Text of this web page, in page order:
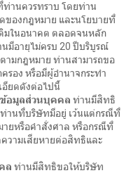
านควรทราบ โดยท่าน
ของกฎหมาย และนโยบายที่
มในอนาคต ตลอดจนหลัก
มีอายุไม่ครบ 20 ปีบริบูรณ์
ามกฎหมาย ท่านสามารถขอ
รอง หรือมีผู้อำนาจกระทำ
อียดดังต่อไปนี้
ข้อมูลส่วนบุคคล ท่านมีสิทธิ
านที่บริษัทมีอยู่ เว้นแต่กรณีที่
ยหรือคำสั่งศาล หรือกรณีที่
วามเสียหายต่อสิทธิและ
ล ท่านมีสิทธิขอให้บริษัท